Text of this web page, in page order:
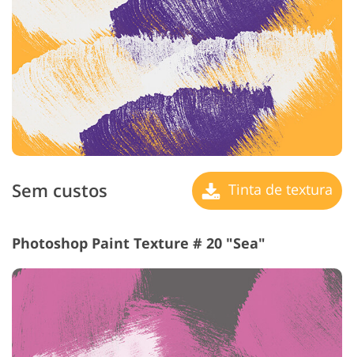
Sem custos Tinta de textura
Photoshop Paint Texture # 20 "Sea"